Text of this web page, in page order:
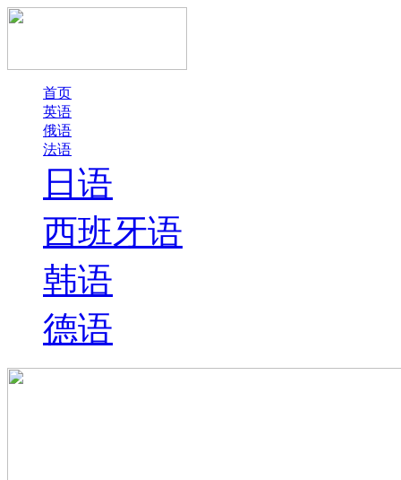
首页
英语
俄语
法语
日语
西班牙语
韩语
德语